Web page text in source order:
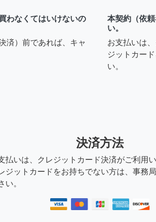
わなくてはいけないの
済）前であれば、キャ
本契約（依
い。
お支払いは
ジットカー
い。
決済方法
払いは、クレジットカード決済がご利用い
ジットカードをお持ちでない方は、事務
い。